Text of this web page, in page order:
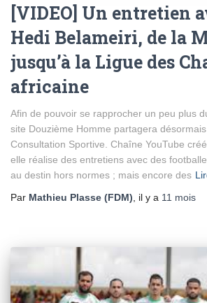
[VIDEO] Un entretien
Hedi Belameiri, de la
jusqu’à la Ligue des
africaine
Afin de pouvoir se rapprocher un peu plus
site Douzième Homme partagera
Consultation Sportive. Chaîne YouTube
elle réalise des entretiens avec des
au destin hors normes ; mais encore des
Par Mathieu Plasse (FDM) , il y a 11 mois